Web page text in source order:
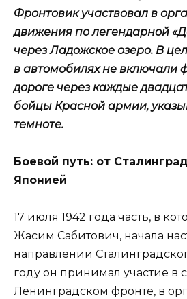
Фронтовик участвовал в
движения по легендарной
через Ладожское озеро. В
в автомобилях не включали
дороге через каждые
бойцы Красной армии,
темноте.
Боевой путь: от
Японией
17 июля 1942 года часть, в
Жасим Сабитович, начала
направлении
году он принимал участие в
Ленинградском фронте, в